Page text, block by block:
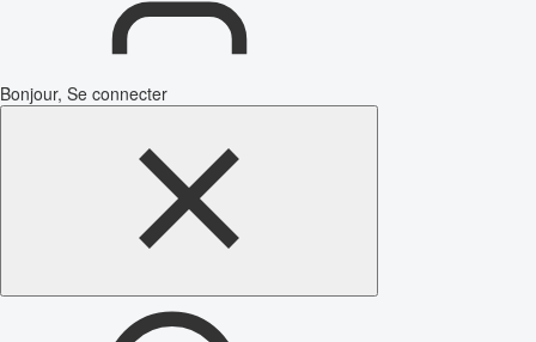
Bonjour, Se connecter